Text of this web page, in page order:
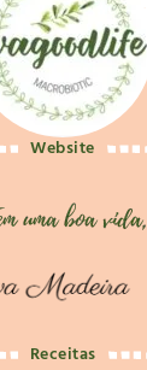
Website
Receitas